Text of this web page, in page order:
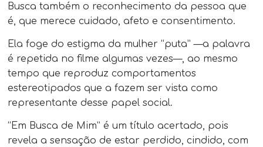
Busca também o reconhecimento da pessoa que
é, que merece cuidado, afeto e consentimento.
Ela foge do estigma da mulher “puta” —a palavra
é repetida no filme algumas vezes—, ao mesmo
tempo que reproduz comportamentos
estereotipados que a fazem ser vista como
representante desse papel social.
“Em Busca de Mim” é um título acertado, pois
revela a sensação de estar perdido, cindido, com